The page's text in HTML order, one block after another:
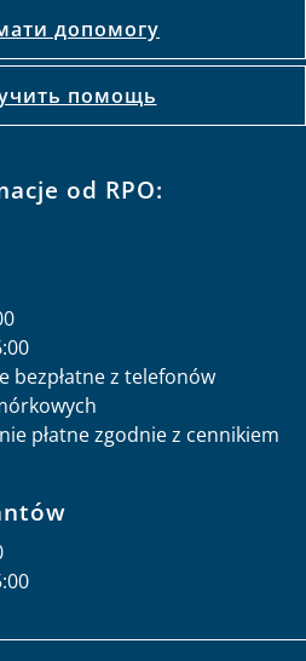
допомогу
помощь
od RPO:
bezpłatne z telefonów
płatne zgodnie z cennikiem